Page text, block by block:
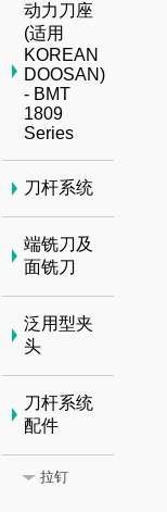
动力刀座
(适用
KOREAN
DOOSAN)
- BMT
1809
Series
刀杆系统
端铣刀及
面铣刀
泛用型夹
头
刀杆系统
配件
拉钉